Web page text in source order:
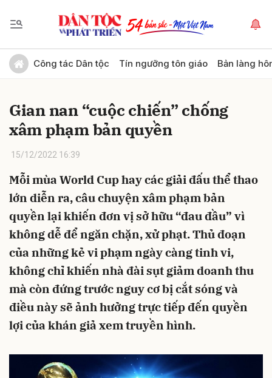
Công tác Dân tộc Tín ngưỡng tôn giáo Bản làng
Gian nan “cuộc chiến” chống
xâm phạm bản quyền
15/12/2022 16:39
Mỗi mùa World Cup hay các giải đấu thể thao
lớn diễn ra, câu chuyện xâm phạm bản
quyền lại khiến đơn vị sở hữu “đau đầu” vì
không dễ để ngăn chặn, xử phạt. Thủ đoạn
của những kẻ vi phạm ngày càng tinh vi,
không chỉ khiến nhà đài sụt giảm doanh thu
mà còn đứng trước nguy cơ bị cắt sóng và
điều này sẽ ảnh hưởng trực tiếp đến quyền
lợi của khán giả xem truyền hình.
Gửi bình luận
Hủy Gửi